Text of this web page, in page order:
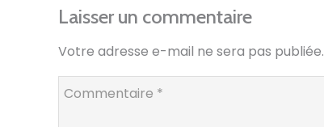
Laisser un commentaire
Votre adresse e-mail ne sera pas publiée.